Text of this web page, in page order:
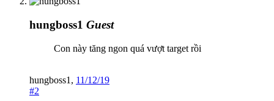
hungboss1 Guest
Con này tăng ngon quá vượt target rồi
hungboss1 , 11/12/19
#2